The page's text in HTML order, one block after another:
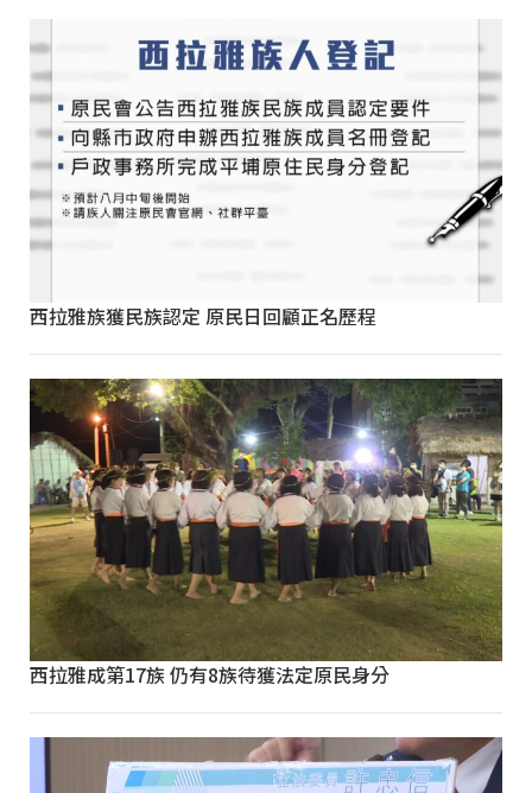
西拉雅族獲民族認定 原民日回顧正名歷程
西拉雅成第17族 仍有8族待獲法定原民身分